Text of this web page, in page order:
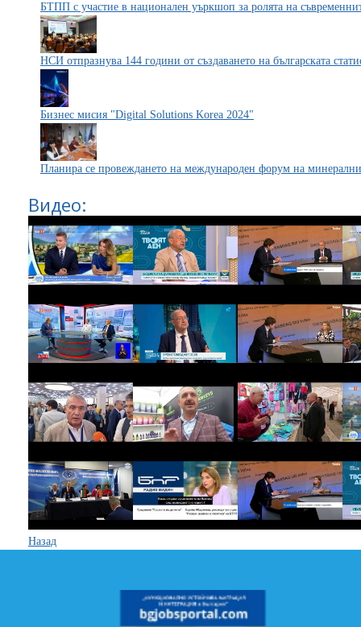
БТПП с участие в национален уъркшоп за ролята на
НСИ отпразнува 144 години от създаването на българската
Бизнес мисия "Digital Solutions Korea 2024"
Планира се провеждането на международен форум на
Видео:
Назад